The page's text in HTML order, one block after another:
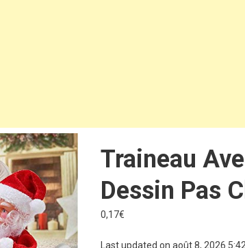
Traineau
Dessin Pas
0,17€
Last updated on août 8, 2026